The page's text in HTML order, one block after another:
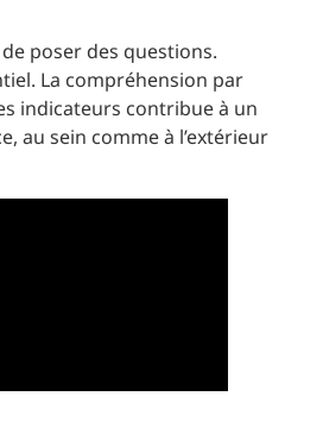
poser des questions.
La compréhension par
indicateurs contribue à un
au sein comme à l’extérieur